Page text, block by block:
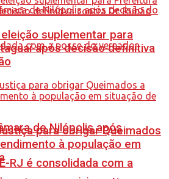
de Nilópolis após
RJ é consolidada com a
eleição suplementar para
após decisão definitiva
para obrigar Queimados
à população em